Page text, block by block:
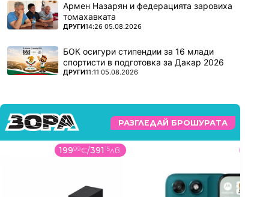
Армен Назарян и федерацията заровиха
томахавката
ПОВЕЧЕ ОТ
ДРУГИ14:26 05.08.2026
БОК осигури стипендии за 16 млади
спортисти в подготовка за Дакар 2026
ПОВЕЧЕ ОТ
ДРУГИ11:11 05.08.2026
РАЗГЛЕДАЙ БРОШУРАТА
19999€/39115лв.